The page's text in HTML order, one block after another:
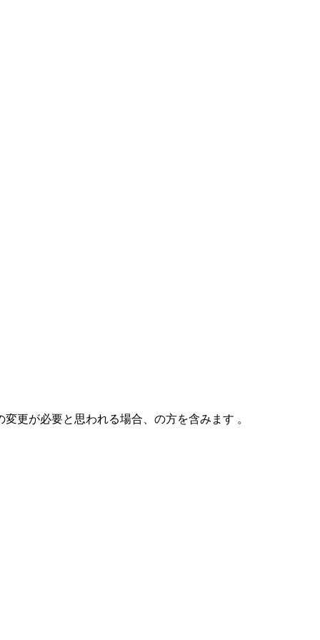
更が必要と思われる場合、の方を含みます 。